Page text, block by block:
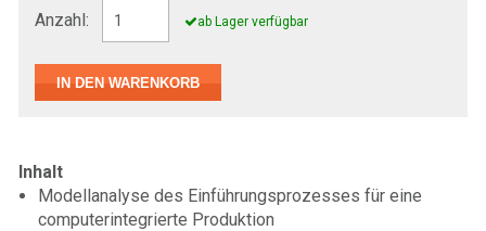
Anzahl: ab Lager verfügbar
Inhalt
Modellanalyse des Einführungsprozesses für eine
computerintegrierte Produktion